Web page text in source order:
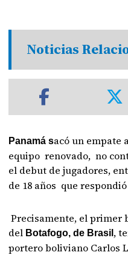
Noticias
Panamá sacó un empate
equipo renovado, no
el debut de jugadores,
de 18 años que
Precisamente, el primer
del Botafogo, de Brasil ,
portero boliviano